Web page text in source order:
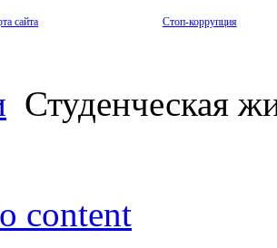
сайта Стоп-коррупция
Студенческая
content